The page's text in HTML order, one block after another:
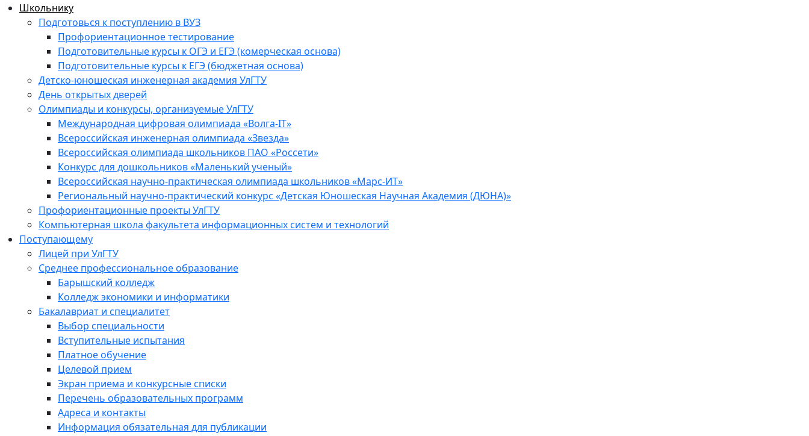
Школьнику
Подготовься к поступлению в ВУЗ
Профориентационное тестирование
Подготовительные курсы к ОГЭ и ЕГЭ (комерческая основа)
Подготовительные курсы к ЕГЭ (бюджетная основа)
Детско-юношеская инженерная академия УлГТУ
День открытых дверей
Олимпиады и конкурсы, организуемые УлГТУ
Международная цифровая олимпиада «Волга-IT»
Всероссийская инженерная олимпиада «Звезда»
Всероссийская олимпиада школьников ПАО «Россети»
Конкурс для дошкольников «Маленький ученый»
Всероссийская научно-практическая олимпиада школьников «Марс-ИТ»
Региональный научно-практический конкурс «Детская Юношеская Научная Академия (ДЮНА)»
Профориентационные проекты УлГТУ
Компьютерная школа факультета информационных систем и технологий
Поступающему
Лицей при УлГТУ
Среднее профессиональное образование
Барышский колледж
Колледж экономики и информатики
Бакалавриат и специалитет
Выбор специальности
Вступительные испытания
Платное обучение
Целевой прием
Экран приема и конкурсные списки
Перечень образовательных программ
Адреса и контакты
Информация обязательная для публикации